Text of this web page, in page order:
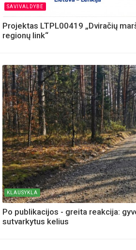
SAVIVALDYBE
Projektas LTPL00419 „Dviračių
regionų link“
KLAUSYKLA
Po publikacijos - greita reakcija:
sutvarkytus kelius